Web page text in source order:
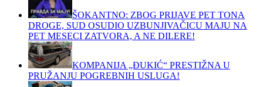
ŠOKANTNO: ZBOG PRIJAVE PET TONA
DROGE, SUD OSUDIO UZBUNJIVAČICU MAJU NA
PET MESECI ZATVORA, A NE DILERE!
KOMPANIJA „ĐUKIĆ“ PRESTIŽNA U
PRUŽANJU POGREBNIH USLUGA!